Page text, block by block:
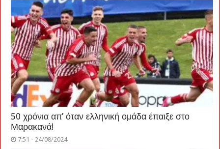
50 χρόνια απ’ όταν ελληνική ομάδα έπαιξε στο
Μαρακανά!
7:51 - 24/08/2024